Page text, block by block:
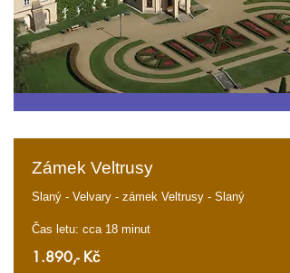
Zámek Veltrusy
Slaný - Velvary - zámek Veltrusy - Slaný
Čas letu: cca 18 minut
1.890,- Kč